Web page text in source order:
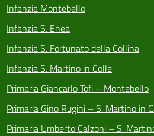
Infanzia Montebello
Infanzia S. Enea
Infanzia S. Fortunato della Collina
Infanzia S. Martino in Colle
Primaria Giancarlo Tofi – Montebello
Primaria Gino Rugini – S. Martino in
Primaria Umberto Calzoni – S.